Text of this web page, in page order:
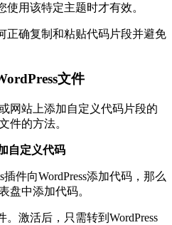
用该特定主题时才有效。
正确复制和粘贴代码片段并避免
文件
网站上添加自定义代码片段的
件的方法。
自定义代码
件向WordPress添加代码，那么
盘中添加代码。
激活后，只需转到WordPress